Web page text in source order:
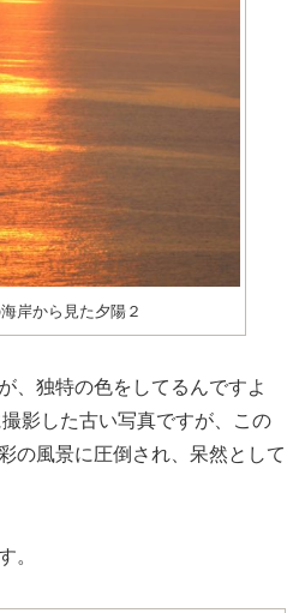
岸から見た夕陽２
、独特の色をしてるんですよ
影した古い写真ですが、この
の風景に圧倒され、呆然として
。